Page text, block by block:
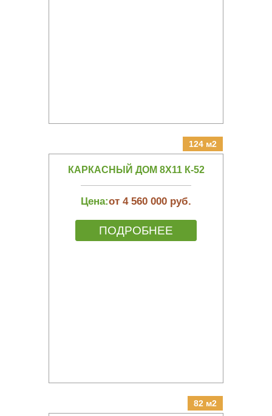
124 м2
КАРКАСНЫЙ ДОМ 8Х11 К-52
Цена:от 4 560 000 руб.
ПОДРОБНЕЕ
82 м2